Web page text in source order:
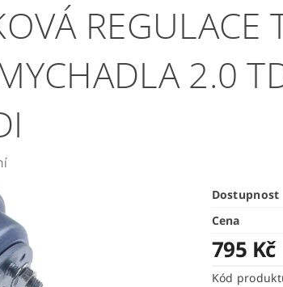
REGULACE
2.0
Dostupnost
Cena
795 Kč
Kód